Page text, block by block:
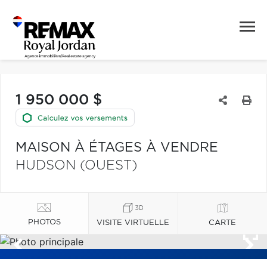
1 950 000 $
MAISON À ÉTAGES À VENDRE
HUDSON (OUEST)
PHOTOS VISITE VIRTUELLE CARTE